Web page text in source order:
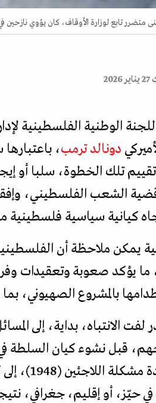
لوزارة الأوقاف، كان يؤوي نازحين في حي
27 يناير 2026
الوطنية الفلسطينية
دونالد ترمب،
تلك الخطوة، سلبا أو
الشعب الفلسطيني،
كيانية سياسية فلسطينية
يمكن ملاحظة أن
ما يؤكد صعوبة
بالمشروع الصهيوني،
الانتباه، بداية، إلى
قبل نشوء كيان السلطة
أدت
في حيّز، أو إقليم،